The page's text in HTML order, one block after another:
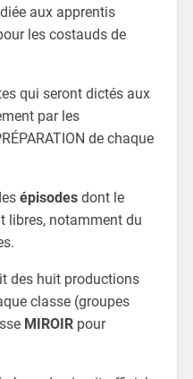
aux apprentis
les costauds de
qui seront dictés aux
par les
de chaque
épisodes dont le
libres, notamment du
des huit productions
classe (groupes
MIROIRpour